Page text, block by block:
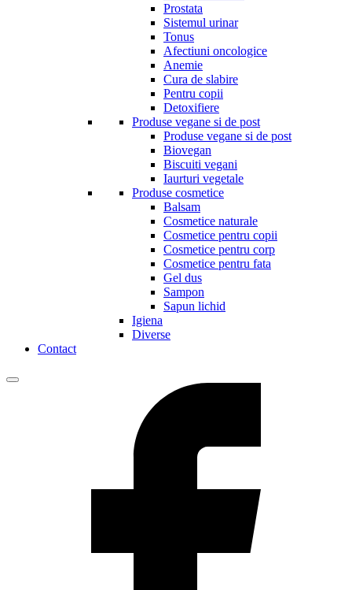
Prostata
Sistemul urinar
Tonus
Afectiuni oncologice
Anemie
Cura de slabire
Pentru copii
Detoxifiere
Produse vegane si de post
Produse vegane si de post
Biovegan
Biscuiti vegani
Iaurturi vegetale
Produse cosmetice
Balsam
Cosmetice naturale
Cosmetice pentru copii
Cosmetice pentru corp
Cosmetice pentru fata
Gel dus
Sampon
Sapun lichid
Igiena
Diverse
Contact